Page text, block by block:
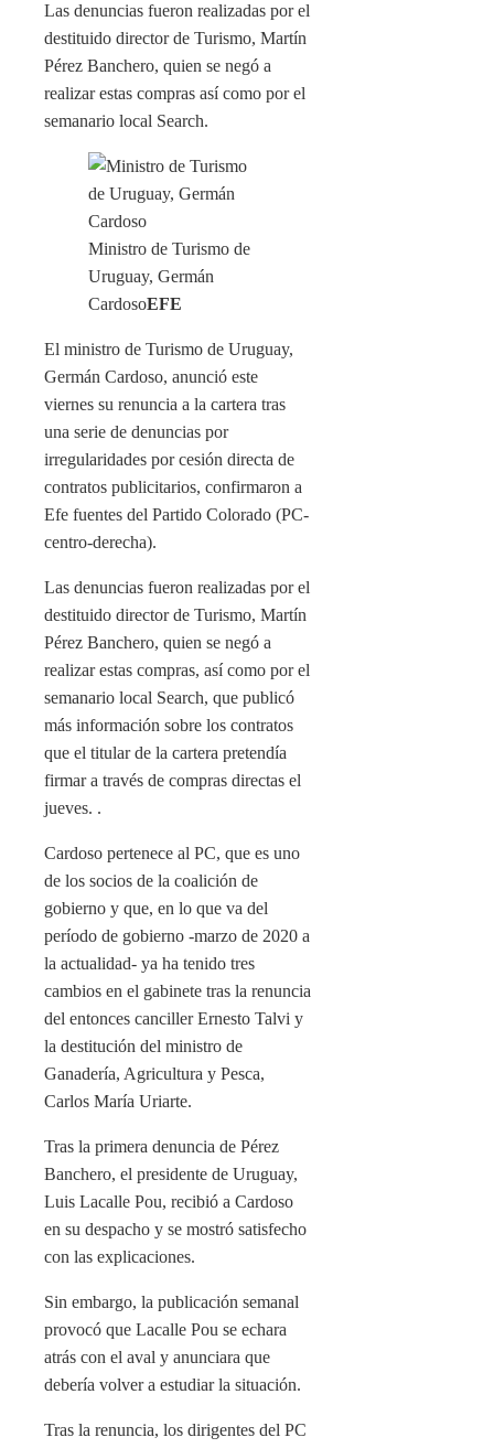
Las denuncias fueron realizadas por el
destituido director de Turismo, Martín
Pérez Banchero, quien se negó a
realizar estas compras así como por el
semanario local Search.
Ministro de Turismo de
Uruguay, Germán
CardosoEFE
El ministro de Turismo de Uruguay,
Germán Cardoso, anunció este
viernes su renuncia a la cartera tras
una serie de denuncias por
irregularidades por cesión directa de
contratos publicitarios, confirmaron a
Efe fuentes del Partido Colorado (PC-
centro-derecha).
Las denuncias fueron realizadas por el
destituido director de Turismo, Martín
Pérez Banchero, quien se negó a
realizar estas compras, así como por el
semanario local Search, que publicó
más información sobre los contratos
que el titular de la cartera pretendía
firmar a través de compras directas el
jueves. .
Cardoso pertenece al PC, que es uno
de los socios de la coalición de
gobierno y que, en lo que va del
período de gobierno -marzo de 2020 a
la actualidad- ya ha tenido tres
cambios en el gabinete tras la renuncia
del entonces canciller Ernesto Talvi y
la destitución del ministro de
Ganadería, Agricultura y Pesca,
Carlos María Uriarte.
Tras la primera denuncia de Pérez
Banchero, el presidente de Uruguay,
Luis Lacalle Pou, recibió a Cardoso
en su despacho y se mostró satisfecho
con las explicaciones.
Sin embargo, la publicación semanal
provocó que Lacalle Pou se echara
atrás con el aval y anunciara que
debería volver a estudiar la situación.
Tras la renuncia, los dirigentes del PC